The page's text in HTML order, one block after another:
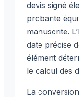
devis signé
probante
manuscrite.
date précise
élément
le calcul des
La